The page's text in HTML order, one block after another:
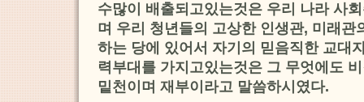
수많이 배출되고있는것은 우리 나라 사
며 우리 청년들의 고상한 인생관, 미래관
하는 당에 있어서 자기의 믿음직한 교대
력부대를 가지고있는것은 그 무엇에도
밑천이며 재부이라고 말씀하시였다.